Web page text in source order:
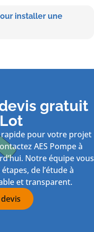
installer une
gratuit
rapide pour votre projet
AES Pompe à
Notre équipe vous
de l’étude à
et transparent.